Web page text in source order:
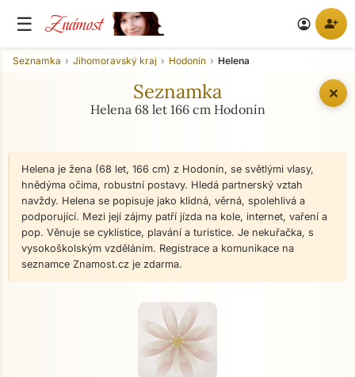
☰ Známost account_circle person_add
✕
Seznamka Jihomoravský kraj Hodonín Helena
Seznamka
Helena 68 let 166 cm Hodonín
Helena je žena (68 let, 166 cm) z Hodonín, se světlými vlasy,
hnědýma očima, robustní postavy. Hledá partnerský vztah
navždy. Helena se popisuje jako klidná, věrná, spolehlivá a
podporující. Mezi její zájmy patří jízda na kole, internet, vaření a
pop. Věnuje se cyklistice, plavání a turistice. Je nekuřačka, s
vysokoškolským vzděláním. Registrace a komunikace na
seznamce Znamost.cz je zdarma.